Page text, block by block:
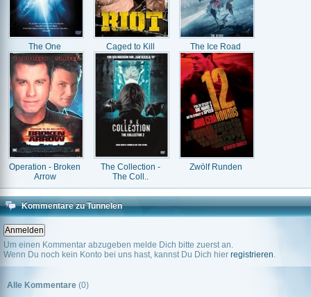
The One Caged to Kill The Ice Road
Operation - Broken
Arrow
The Collection -
The Coll..
Zwölf Runden
Kommentare zu Tunnelen
Um einen Kommentar abzugeben melde Dich bitte zuerst an.
Wenn Du noch kein Konto bei uns hast, kannst Du Dich hier registrieren.
Alle Kommentare (0)